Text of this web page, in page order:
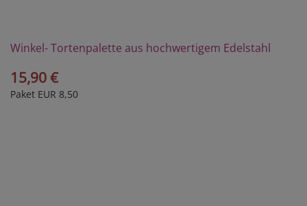
Winkel- Tortenpalette aus hochwertigem Edelstahl
15,90 €
Paket EUR 8,50